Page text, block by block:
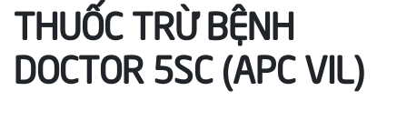
THUỐC TRỪ BỆNH
DOCTOR 5SC (APC VIL)